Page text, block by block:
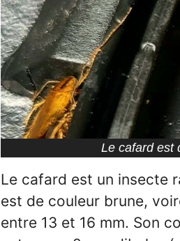
Le cafard est
Le cafard est un insecte
est de couleur brune,
entre 13 et 16 mm. Son